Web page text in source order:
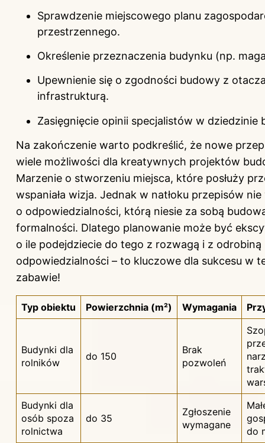
Sprawdzenie miejscowego planu
przestrzennego.
Określenie przeznaczenia budynku (np.
Upewnienie się o zgodności budowy z
infrastrukturą.
Zasięgnięcie opinii specjalistów w dziedzinie
Na zakończenie warto podkreślić, że nowe
wiele możliwości dla kreatywnych projektów
Marzenie o stworzeniu miejsca, które posłuży
wspaniała wizja. Jednak w natłoku przepisów
o odpowiedzialności, którą niesie za sobą
formalności. Dlatego planowanie może być
o ile podejdziecie do tego z rozwagą i z odrobiną
odpowiedzialności – to kluczowe dla sukcesu w
zabawie!
Typ obiektu Powierzchnia (m²) Wymagania
Budynki dla
rolników
do 150
Brak
pozwoleń
Budynki dla
osób spoza
rolnictwa
do 35
Zgłoszenie
wymagane
do